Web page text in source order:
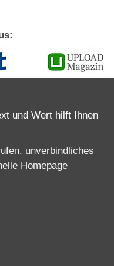
und Wert hilft Ihnen
unverbindliches
Homepage